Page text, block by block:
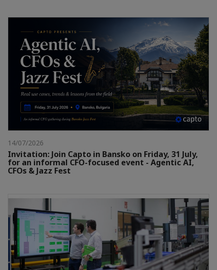
14/07/2026
Invitation: Join Capto in Bansko on Friday, 31 July,
for an informal CFO-focused event - Agentic AI,
CFOs & Jazz Fest